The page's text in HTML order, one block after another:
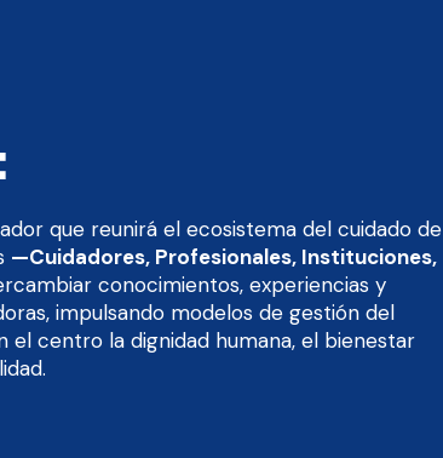
que reunirá el ecosistema del cuidado de
—Cuidadores, Profesionales, Instituciones,
conocimientos, experiencias y
impulsando modelos de gestión del
el centro la dignidad humana, el bienestar